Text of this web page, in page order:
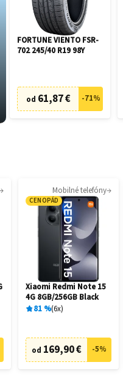
FORTUNE VIENTO FSR-
702 245/40 R19 98Y
od 61,87 € -71%
Mobilné telefóny
CENOPÁD
Xiaomi Redmi Note 15
4G 8GB/256GB Black
81 % 6x
od 169,90 € -5%